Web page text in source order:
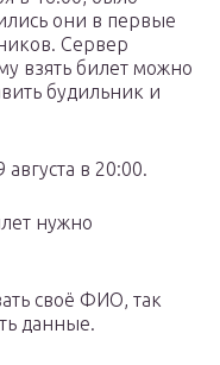
они в первые
Сервер
взять билет можно
будильник и
в 20:00.
нужно
своё ФИО, так
данные.